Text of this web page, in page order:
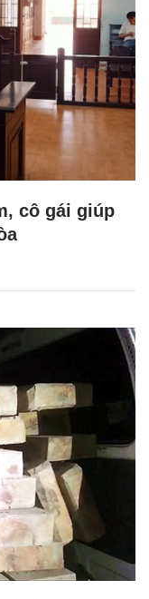
cô gái giúp